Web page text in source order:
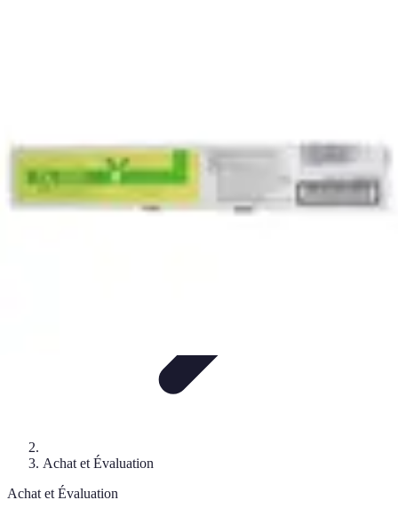
Achat et Évaluation
Achat et Évaluation